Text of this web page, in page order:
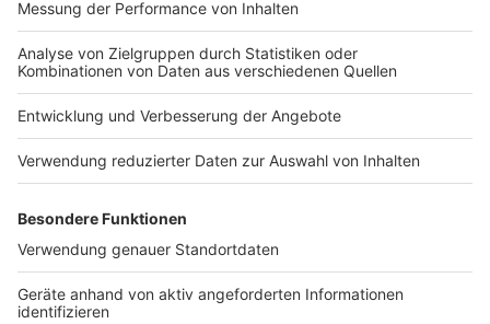
Nutzungsbedingungen
Jobs
Presse
Werben
Archiv
ANTENNE BAYERN GROUP
Stiftung ANTENNE BAYERN
Kontakt
Studio-Hotline
Verkehrs-Hotline